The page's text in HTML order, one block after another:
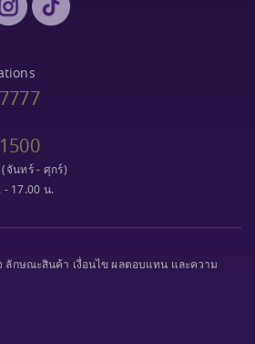
จันทร์ - ศุกร์)
- 17.00 น.
ลักษณะสินค้า เงื่อนไข ผลตอบแทน และความ